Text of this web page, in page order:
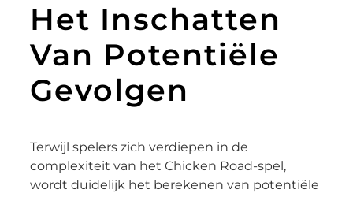
Het Inschatten
Van Potentiële
Gevolgen
Terwijl spelers zich verdiepen in de
complexiteit van het Chicken Road-spel,
wordt duidelijk het berekenen van potentiële